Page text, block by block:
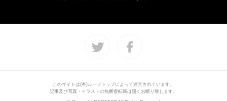
このサイトは(有)ルーフトップによって運営されています。
記事及び写真・イラストの無断復転載は固くお断り致します。